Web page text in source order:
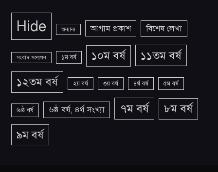
Hide অন্যান্য আগাম প্রকাশ বিশেষ লেখা
সংবাদ সন্মেলন ১ম বর্ষ ১০ম বর্ষ ১১তম বর্ষ
১২তম বর্ষ ২য় বর্ষ ৩য় বর্ষ ৪র্থ বর্ষ ৫ম বর্ষ
৬ষ্ঠ বর্ষ ৬ষ্ঠ বর্ষ, ৪র্থ সংখ্যা ৭ম বর্ষ
৮ম বর্ষ
৯ম বর্ষ